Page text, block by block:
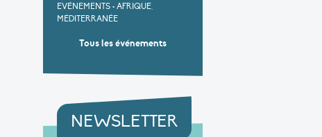
EVÉNEMENTS • AFRIQUE,
MÉDITERRANÉE
Tous les événements
NEWSLETTER